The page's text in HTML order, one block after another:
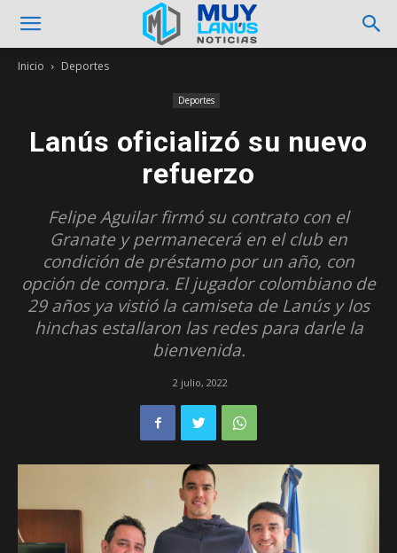
Inicio Deportes
Deportes
Lanús oficializó su nuevo
refuerzo
Felipe Aguilar firmó su contrato con el
Granate y permanecerá en el club en
condición de préstamo por un año, con
opción de compra. El jugador colombiano de
29 años ya vistió la camiseta de Lanús y los
hinchas estallaron las redes para darle la
bienvenida.
2 julio, 2022